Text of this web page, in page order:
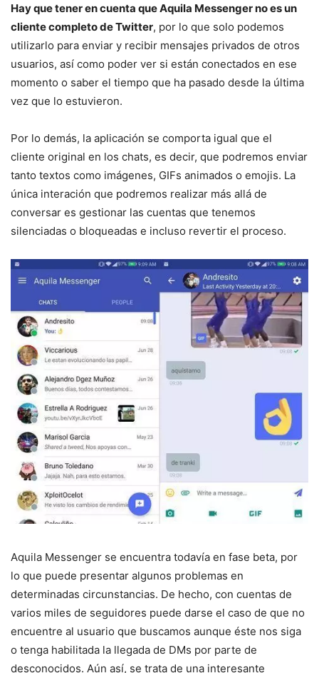
Hay que tener en cuenta que Aquila Messenger no es un
cliente completo de Twitter, por lo que solo podemos
utilizarlo para enviar y recibir mensajes privados de otros
usuarios, así como poder ver si están conectados en ese
momento o saber el tiempo que ha pasado desde la última
vez que lo estuvieron.
Por lo demás, la aplicación se comporta igual que el
cliente original en los chats, es decir, que podremos enviar
tanto textos como imágenes, GIFs animados o emojis. La
única interación que podremos realizar más allá de
conversar es gestionar las cuentas que tenemos
silenciadas o bloqueadas e incluso revertir el proceso.
Aquila Messenger se encuentra todavía en fase beta, por
lo que puede presentar algunos problemas en
determinadas circunstancias. De hecho, con cuentas de
varios miles de seguidores puede darse el caso de que no
encuentre al usuario que buscamos aunque éste nos siga
o tenga habilitada la llegada de DMs por parte de
desconocidos. Aún así, se trata de una interesante